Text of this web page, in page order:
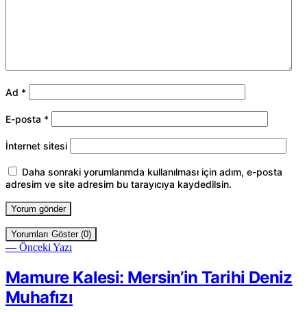
Ad *
E-posta *
İnternet sitesi
Daha sonraki yorumlarımda kullanılması için adım, e-posta
adresim ve site adresim bu tarayıcıya kaydedilsin.
Yorumları Göster (0)
— Önceki Yazı
Mamure Kalesi: Mersin’in Tarihi Deniz
Muhafızı